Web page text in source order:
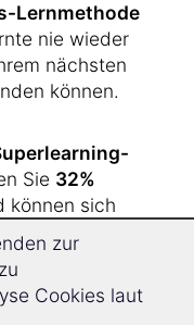
Lernmethode
nie wieder
nächsten
können.
Sie 32%
können sich
Sie das nötige
zur Hand, um
zur
Cookies laut